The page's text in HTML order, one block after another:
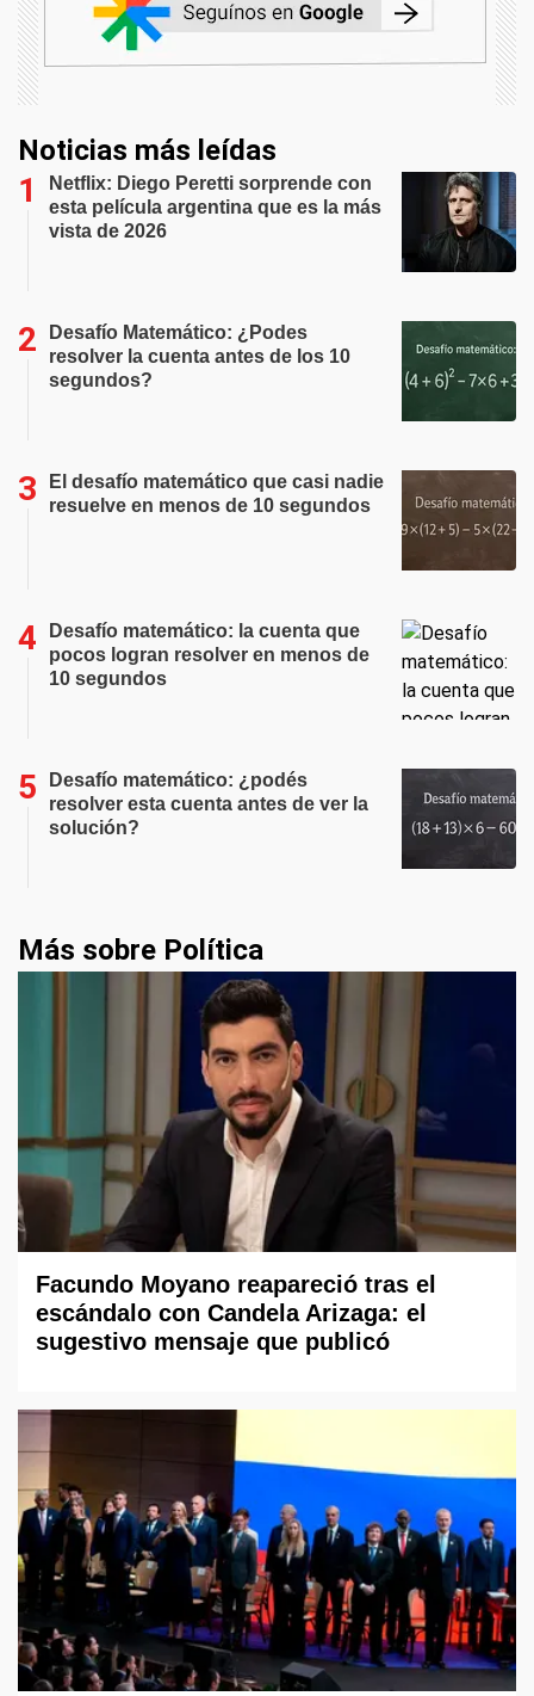
Noticias más leídas
Netflix: Diego Peretti sorprende con
esta película argentina que es la más
vista de 2026
Desafío Matemático: ¿Podes
resolver la cuenta antes de los 10
segundos?
El desafío matemático que casi nadie
resuelve en menos de 10 segundos
Desafío matemático: la cuenta que
pocos logran resolver en menos de
10 segundos
Desafío matemático: ¿podés
resolver esta cuenta antes de ver la
solución?
Más sobre Política
Facundo Moyano reapareció tras el
escándalo con Candela Arizaga: el
sugestivo mensaje que publicó